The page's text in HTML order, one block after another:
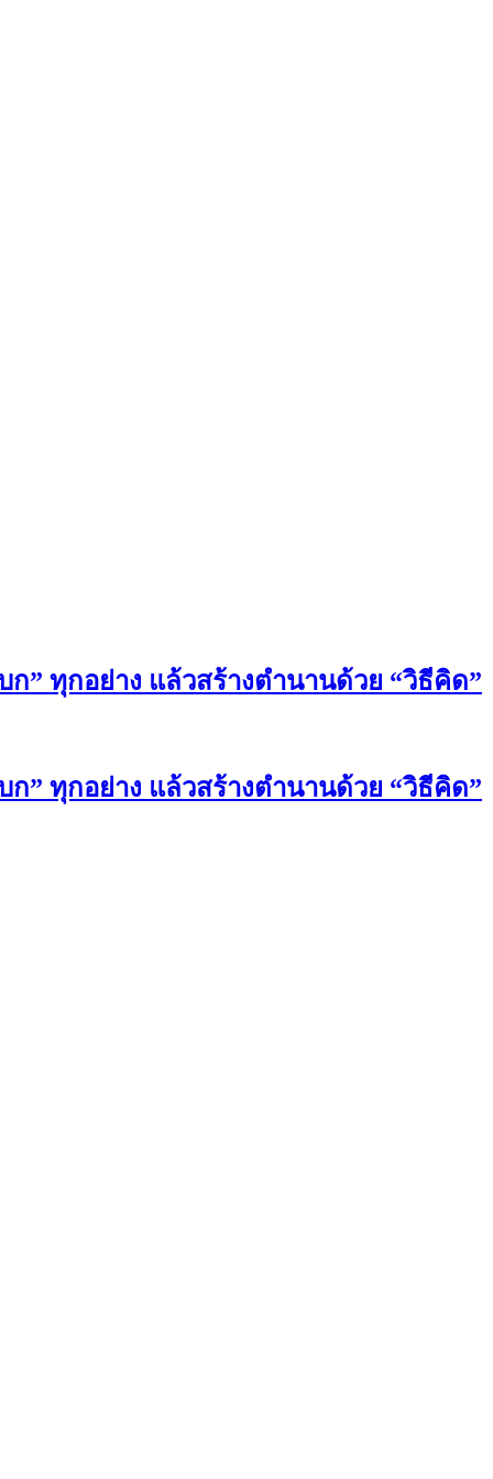
ก” ทุกอย่าง แล้วสร้างตำนานด้วย “วิธีคิด”
ก” ทุกอย่าง แล้วสร้างตำนานด้วย “วิธีคิด”